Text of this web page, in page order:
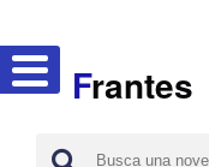
Frantes